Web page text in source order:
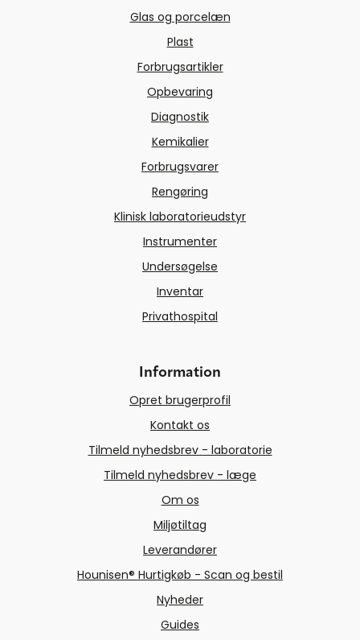
Glas og porcelæn
Plast
Forbrugsartikler
Opbevaring
Diagnostik
Kemikalier
Forbrugsvarer
Rengøring
Klinisk laboratorieudstyr
Instrumenter
Undersøgelse
Inventar
Privathospital
Information
Opret brugerprofil
Kontakt os
Tilmeld nyhedsbrev - laboratorie
Tilmeld nyhedsbrev - læge
Om os
Miljøtiltag
Leverandører
Hounisen® Hurtigkøb - Scan og bestil
Nyheder
Guides